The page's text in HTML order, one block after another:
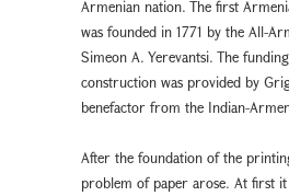
Armenian nation. The first
was founded in 1771 by the All-
Simeon A. Yerevantsi. The
construction was provided by
benefactor from the Indian-
After the foundation of the
problem of paper arose. At first